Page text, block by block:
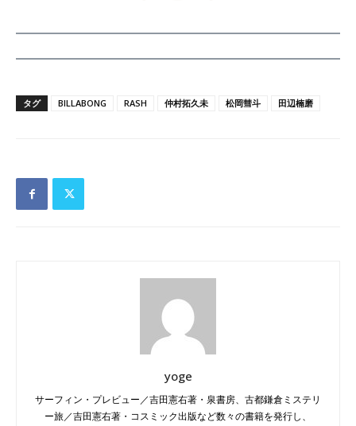
タグ BILLABONG RASH 仲村拓久未 松岡彗斗 田辺楠磨
yoge
サーフィン・プレビュー／吉田憲右著・泉書房、古都鎌倉ミステリ
ー旅／吉田憲右著・コスミック出版など数々の書籍を発行し、